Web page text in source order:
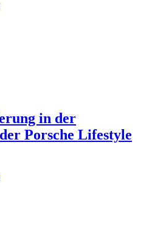
in der
Porsche Lifestyle